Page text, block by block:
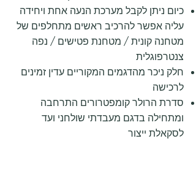
כיום ניתן לקבל מערכת הנעה אחת ויחידה
עליה אפשר להרכיב ראשים מתחלפים של
מטחנה קונית / מטחנת פטישים / נפה
צנטרפוגלית
חלק ניכר מהדגמים המקוריים עדין זמינים
לרכישה
סדרת הרולר קומפטרורים התרחבה
ומתחילה בדגם מעבדתי שולחני ועד
לסקאלת ייצור